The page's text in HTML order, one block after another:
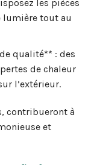
les pièces
lumière tout au
qualité** : des
de chaleur
l’extérieur.
contribueront à
et